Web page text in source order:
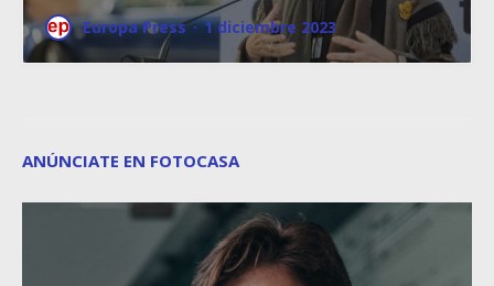
Europa Press · 1 diciembre 2023
ANÚNCIATE EN FOTOCASA